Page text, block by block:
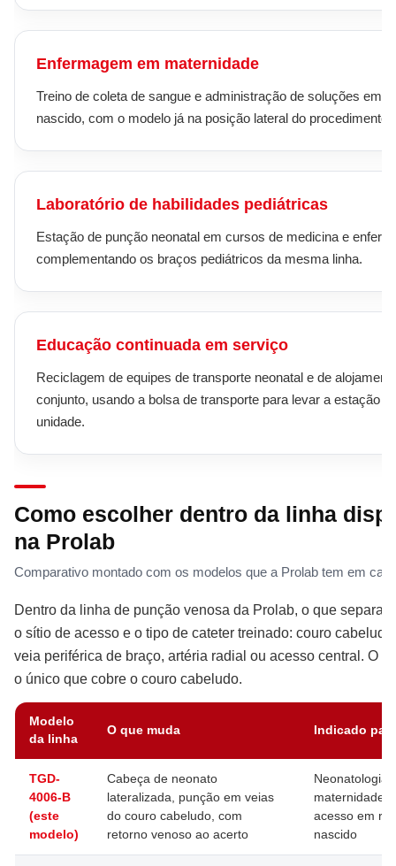
Enfermagem em maternidade
Treino de coleta de sangue e administração de soluções em
nascido, com o modelo já na posição lateral do procedimento.
Laboratório de habilidades pediátricas
Estação de punção neonatal em cursos de medicina e
complementando os braços pediátricos da mesma linha.
Educação continuada em serviço
Reciclagem de equipes de transporte neonatal e de
conjunto, usando a bolsa de transporte para levar a estação
unidade.
Como escolher dentro da linha
na Prolab
Comparativo montado com os modelos que a Prolab tem em
Dentro da linha de punção venosa da Prolab, o que separa
o sítio de acesso e o tipo de cateter treinado: couro
veia periférica de braço, artéria radial ou acesso central. O
o único que cobre o couro cabeludo.
Modelo
da linha
O que muda Indicado para
TGD-
4006-B
(este
modelo)
Cabeça de neonato
lateralizada, punção em veias
do couro cabeludo, com
retorno venoso ao acerto
Neonatologia
maternidade
acesso em
nascido